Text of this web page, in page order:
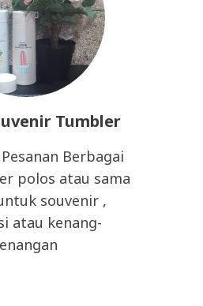
Tumbler
Berbagai
polos atau sama
souvenir ,
atau kenang-